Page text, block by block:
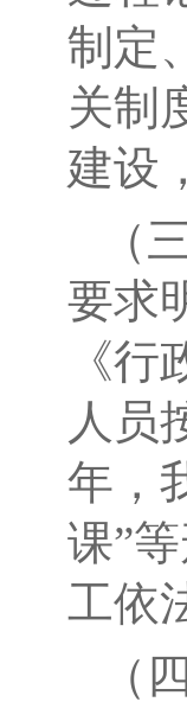
制定
关制
建设
（
要求
《
人员
年，
课”
工依
（